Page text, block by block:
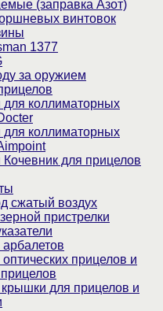
(заправка Азот)
винтовок
1377
за оружием
для коллиматорных
для коллиматорных
Кочевник для прицелов
сжатый воздух
пристрелки
прицелов и
для прицелов и